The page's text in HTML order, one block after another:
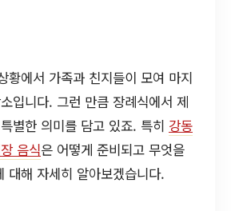
황에서 가족과 친지들이 모여 마지
입니다. 그런 만큼 장례식에서 제
별한 의미를 담고 있죠. 특히 강동
음식은 어떻게 준비되고 무엇을
대해 자세히 알아보겠습니다.